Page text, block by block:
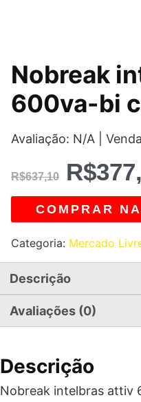
Nobreak
600va-bi
Avaliação: N/A |
R$637,10
O
preço
original
era:
R$
COMPRAR
Categoria: Mercado
Descrição
Avaliações (0)
Descrição
Nobreak intelbras attiv